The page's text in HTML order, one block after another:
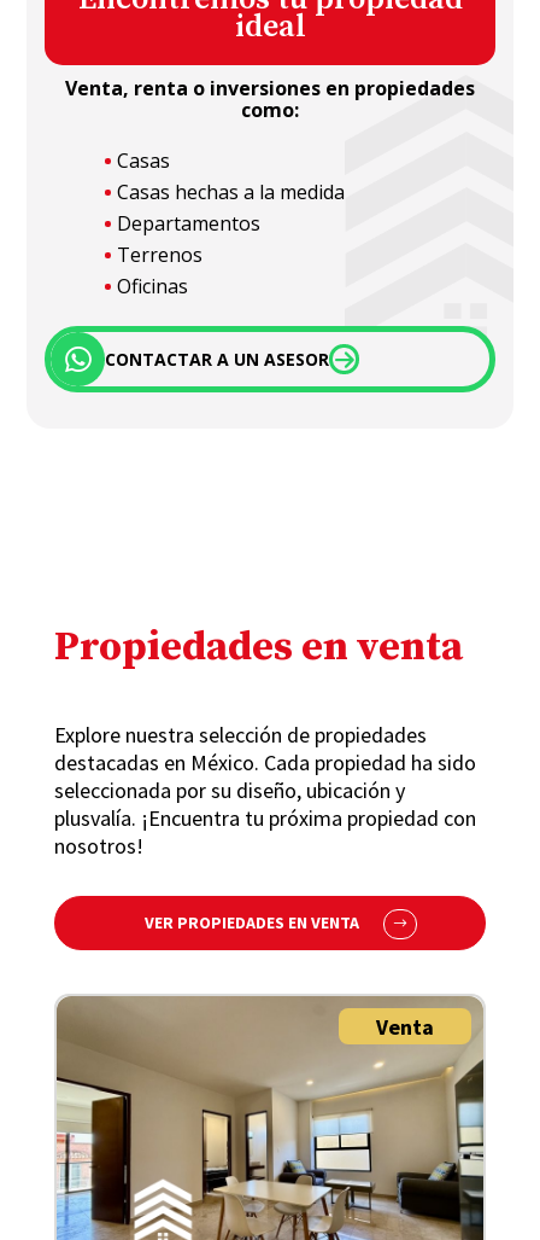
ideal
Venta, renta o inversiones en propiedades
como:
Casas
Casas hechas a la medida
Departamentos
Terrenos
Oficinas
CONTACTAR A UN ASESOR
Propiedades en venta
Explore nuestra selección de propiedades
destacadas en México. Cada propiedad ha sido
seleccionada por su diseño, ubicación y
plusvalía. ¡Encuentra tu próxima propiedad con
nosotros!
VER PROPIEDADES EN VENTA
Venta